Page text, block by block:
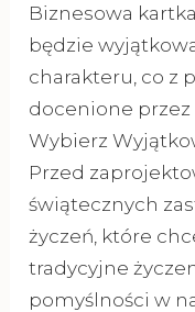
Biznesowa
będzie
charakteru, co z
docenione przez
Wybierz
Przed
świątecznych
życzeń, które
tradycyjne
pomyślności w